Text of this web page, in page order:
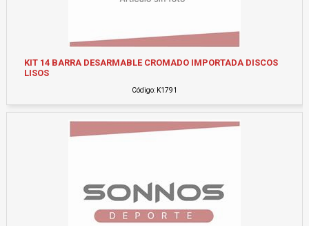
KIT 14 BARRA DESARMABLE CROMADO IMPORTADA DISCOS
LISOS
Código: K1791